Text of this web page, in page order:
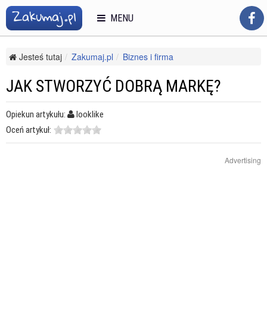
Jesteś tutaj Zakumaj.pl
Biznes i firma
Jak stworzyć dobrą markę?
JAK STWORZYĆ DOBRĄ MARKĘ?
Opiekun artykułu:
looklike
Oceń artykuł:
Advertising
MENU